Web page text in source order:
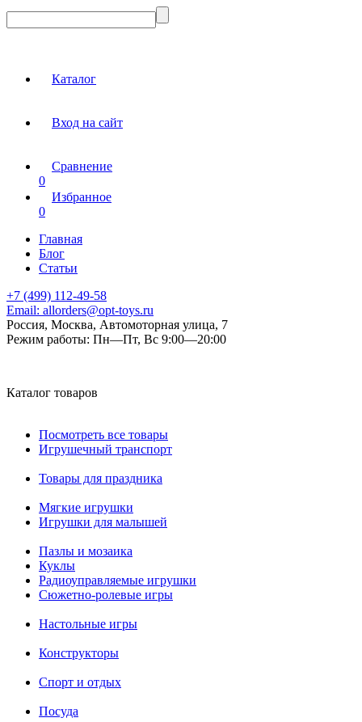
Каталог
Вход на сайт
Сравнение
0
Избранное
0
Главная
Блог
Статьи
+7 (499) 112-49-58
Email: allorders@opt-toys.ru
Россия, Москва, Автомоторная улица, 7
Режим работы: Пн—Пт, Вс 9:00—20:00
Каталог товаров
Посмотреть все товары
Игрушечный транспорт
Товары для праздника
Мягкие игрушки
Игрушки для малышей
Пазлы и мозаика
Куклы
Радиоуправляемые игрушки
Сюжетно-ролевые игры
Настольные игры
Конструкторы
Спорт и отдых
Посуда